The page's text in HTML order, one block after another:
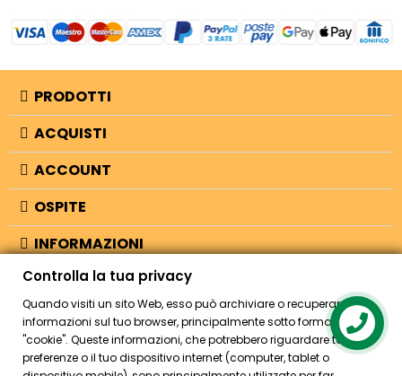
PRODOTTI
ACQUISTI
ACCOUNT
OSPITE
INFORMAZIONI
NEGOZIO
© 2026 - Bellearti.it -credits
Controlla la tua privacy
Quando visiti un sito Web, esso può archiviare o recuperare
informazioni sul tuo browser, principalmente sotto forma di
"cookie". Queste informazioni, che potrebbero riguardare te, le tue
preferenze o il tuo dispositivo internet (computer, tablet o
Contact us